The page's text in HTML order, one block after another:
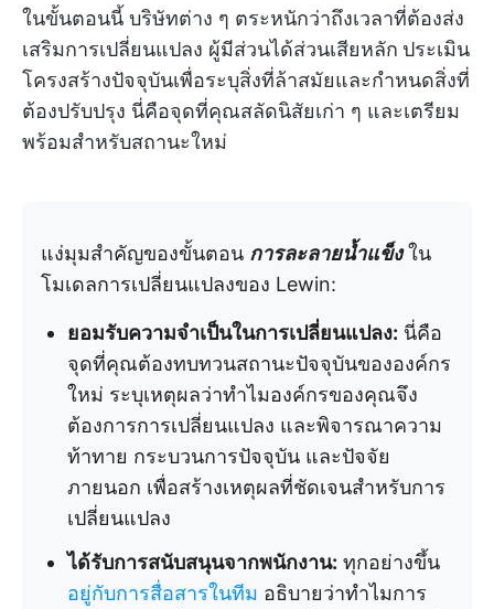
ในขั้นตอนนี้ บริษัทต่าง ๆ ตระหนักว่าถึงเวลาที่ต้องส่ง
เสริมการเปลี่ยนแปลง ผู้มีส่วนได้ส่วนเสียหลัก ประเมิน
โครงสร้างปัจจุบันเพื่อระบุสิ่งที่ล้าสมัยและกำหนดสิ่งที่
ต้องปรับปรุง นี่คือจุดที่คุณสลัดนิสัยเก่า ๆ และเตรียม
พร้อมสำหรับสถานะใหม่
แง่มุมสำคัญของขั้นตอน การละลายน้ำแข็งใน
โมเดลการเปลี่ยนแปลงของ Lewin:
ยอมรับความจำเป็นในการเปลี่ยนแปลง: นี่คือ
จุดที่คุณต้องทบทวนสถานะปัจจุบันขององค์กร
ใหม่ ระบุเหตุผลว่าทำไมองค์กรของคุณจึง
ต้องการการเปลี่ยนแปลง และพิจารณาความ
ท้าทาย กระบวนการปัจจุบัน และปัจจัย
ภายนอก เพื่อสร้างเหตุผลที่ชัดเจนสำหรับการ
เปลี่ยนแปลง
ได้รับการสนับสนุนจากพนักงาน: ทุกอย่างขึ้น
อยู่กับการสื่อสารในทีม อธิบายว่าทำไมการ